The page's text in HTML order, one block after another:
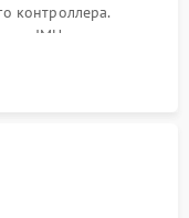
контроллера.
IMU-сенсоров,
горизонта подвеса